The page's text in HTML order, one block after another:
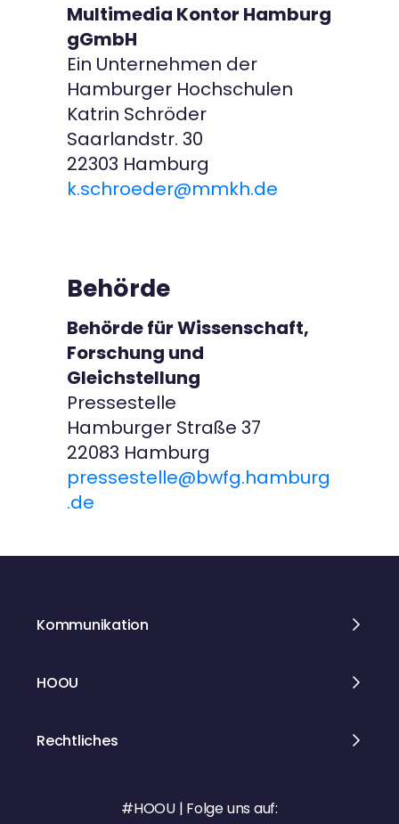
Multimedia Kontor Hamburg
gGmbH
Ein Unternehmen der
Hamburger Hochschulen
Katrin Schröder
Saarlandstr. 30
22303 Hamburg
k.schroeder@mmkh.de
Behörde
Behörde für Wissenschaft,
Forschung und
Gleichstellung
Pressestelle
Hamburger Straße 37
22083 Hamburg
pressestelle@bwfg.hamburg
.de
Kommunikation
HOOU
Rechtliches
#HOOU | Folge uns auf: